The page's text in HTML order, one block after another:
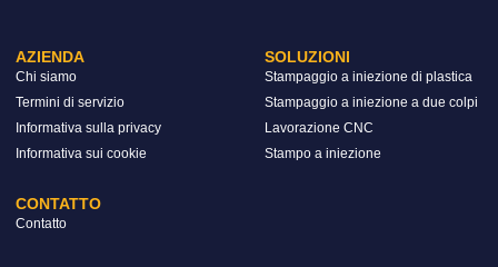
AZIENDA
Chi siamo
Termini di servizio
Informativa sulla privacy
Informativa sui cookie
SOLUZIONI
Stampaggio a iniezione di plastica
Stampaggio a iniezione a due colpi
Lavorazione CNC
Stampo a iniezione
CONTATTO
Contatto